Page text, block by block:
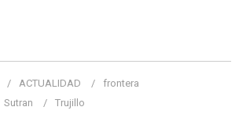
ACTUALIDAD
frontera
Sutran Trujillo